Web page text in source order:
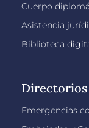
Cuerpo
Asistencia
Biblioteca
Directorios
Emergencias